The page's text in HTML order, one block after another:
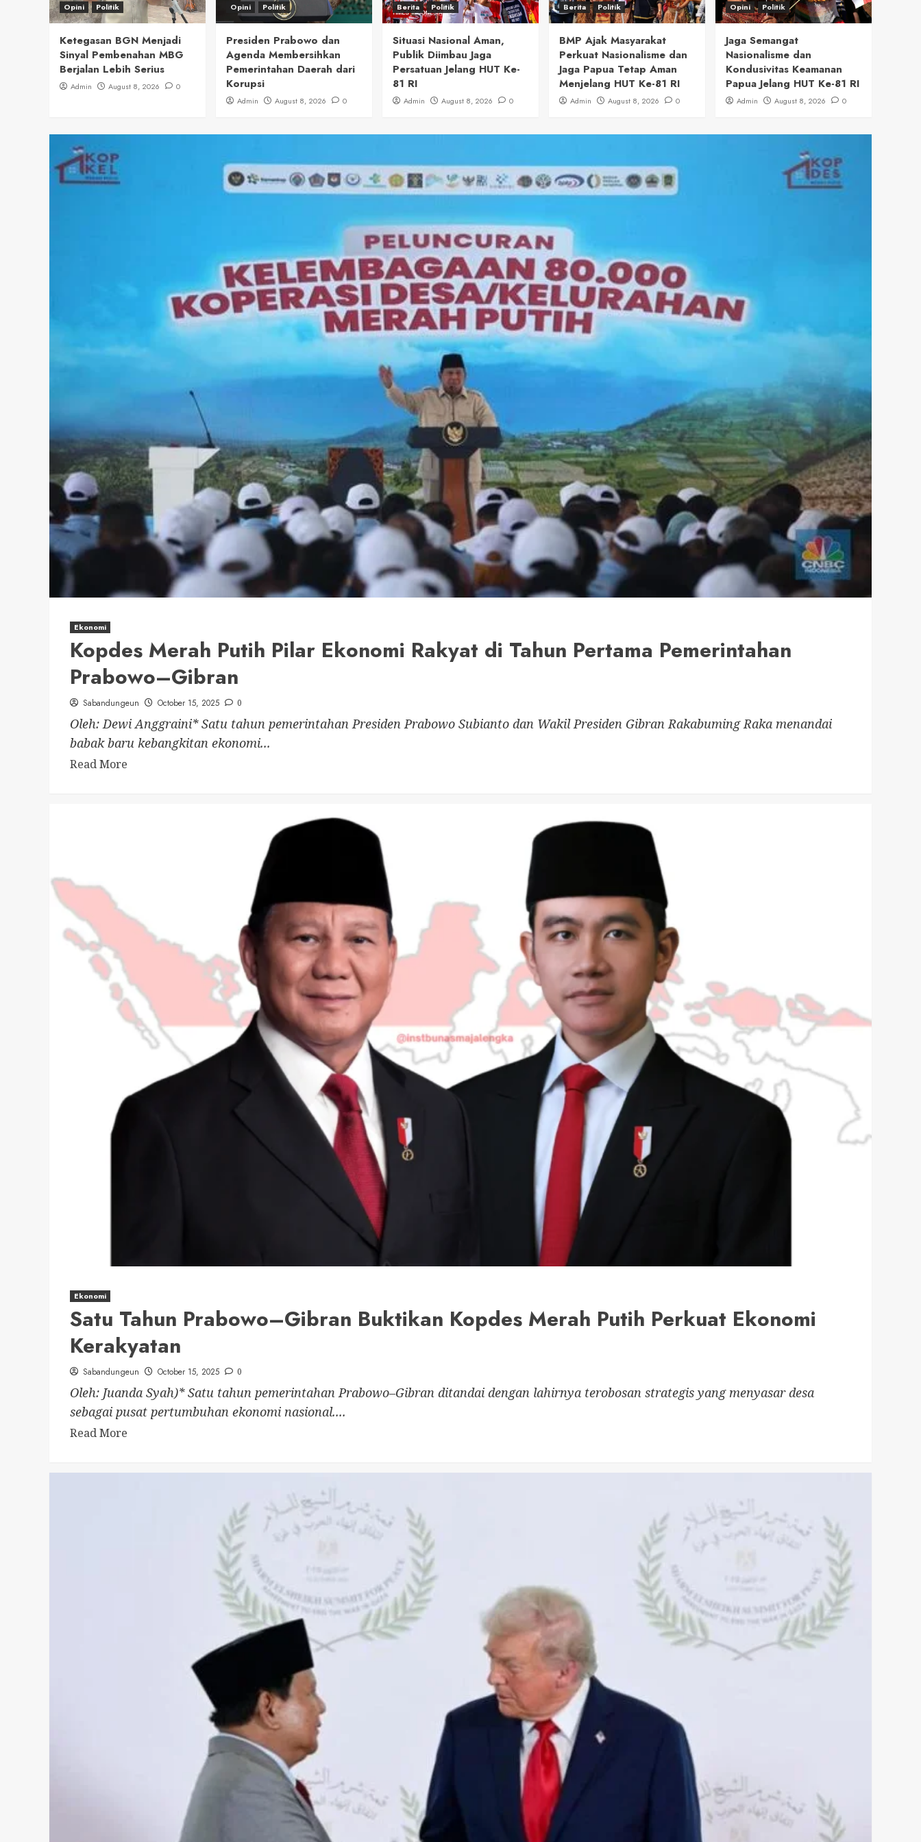
Opini Politik
Ketegasan BGN Menjadi
Sinyal Pembenahan MBG
Berjalan Lebih Serius
Admin August 8, 2026 0
Opini Politik
Presiden Prabowo dan
Agenda Membersihkan
Pemerintahan Daerah dari
Korupsi
Admin August 8, 2026 0
Berita Politik
Situasi Nasional Aman,
Publik Diimbau Jaga
Persatuan Jelang HUT Ke-
81 RI
Admin August 8, 2026 0
Berita Politik
BMP Ajak Masyarakat
Perkuat Nasionalisme dan
Jaga Papua Tetap Aman
Menjelang HUT Ke-81 RI
Admin August 8, 2026 0
Opini Politik
Jaga Semangat
Nasionalisme dan
Kondusivitas Keamanan
Papua Jelang HUT Ke-81 RI
Admin August 8, 2026 0
Ekonomi
Kopdes Merah Putih Pilar Ekonomi Rakyat di Tahun Pertama Pemerintahan
Prabowo–Gibran
Sabandungeun October 15, 2025 0
Oleh: Dewi Anggraini* Satu tahun pemerintahan Presiden Prabowo Subianto dan Wakil Presiden Gibran Rakabuming Raka menandai
babak baru kebangkitan ekonomi...
Read More
Ekonomi
Satu Tahun Prabowo–Gibran Buktikan Kopdes Merah Putih Perkuat Ekonomi
Kerakyatan
Sabandungeun October 15, 2025 0
Oleh: Juanda Syah)* Satu tahun pemerintahan Prabowo–Gibran ditandai dengan lahirnya terobosan strategis yang menyasar desa
sebagai pusat pertumbuhan ekonomi nasional....
Read More